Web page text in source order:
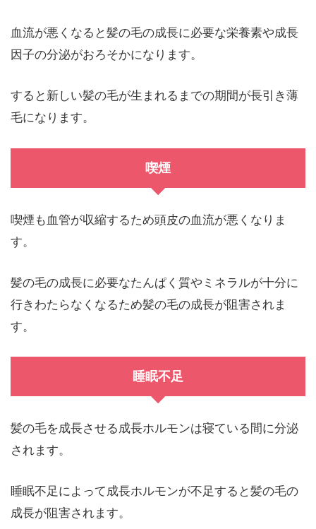
血流が悪くなると髪の毛の成長に必要な栄養素や成長
因子の分泌がおろそかになります。
すると新しい髪の毛が生まれるまでの期間が長引き薄
毛になります。
喫煙
喫煙も血管が収縮するため頭皮の血流が悪くなりま
す。
髪の毛の成長に必要なたんぱく質やミネラルが十分に
行きわたらなくなるため髪の毛の成長が阻害されま
す。
睡眠不足
髪の毛を成長させる成長ホルモンは寝ている間に分泌
されます。
睡眠不足によって成長ホルモンが不足すると髪の毛の
成長が阻害されます。